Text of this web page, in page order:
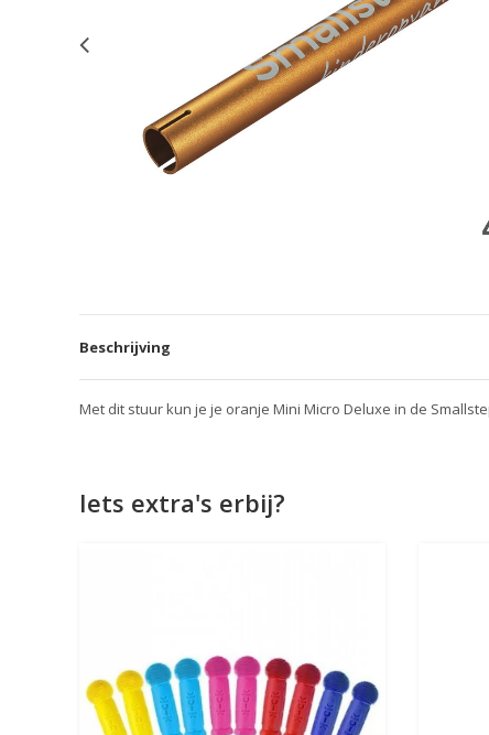
Beschrijving
Met dit stuur kun je je oranje Mini Micro Deluxe in de
Iets extra's erbij?